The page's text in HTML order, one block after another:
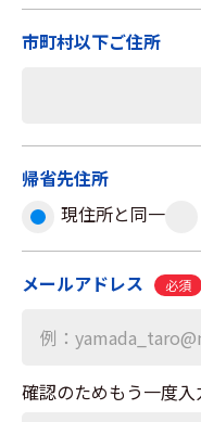
市町村以下ご住所
帰省先住所
現住所と同一
メールアドレス 必須
確認のためもう一度